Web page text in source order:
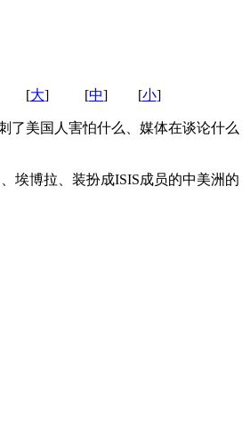
[大] [中] [小]
了美国人害怕什么、媒体在谈论什么
埃博拉、装扮成ISIS成员的中美洲的